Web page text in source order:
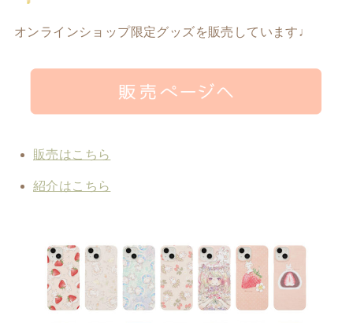
オンラインショップ限定グッズを販売しています♩
販売はこちら
紹介はこちら